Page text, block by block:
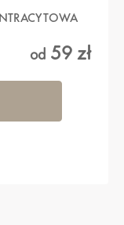
od 59 zł